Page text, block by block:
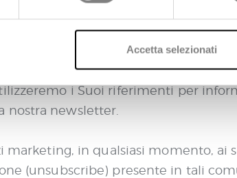
Accetta selezionati
esaminando i dati relativi a
e risolvere i problemi e fornirLe
ricezione della newsletter e/o ha
i Suoi riferimenti per
nostra newsletter.
marketing, in qualsiasi momento, ai
(unsubscribe) presente in tali